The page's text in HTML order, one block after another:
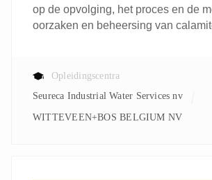
op de opvolging, het proces en de
oorzaken en beheersing van
Opleidingscentra
Seureca Industrial Water Services nv
WITTEVEEN+BOS BELGIUM NV